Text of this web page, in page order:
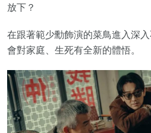
放下？
在跟著範少勳飾演的菜鳥進入深
會對家庭、生死有全新的體悟。